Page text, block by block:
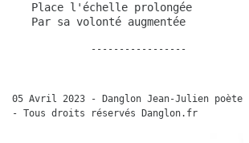
   Place l'échelle prolongée
   Par sa volonté augmentée
              -----------------
05 Avril 2023 - Danglon Jean-Julien poète
- Tous droits réservés Danglon.fr